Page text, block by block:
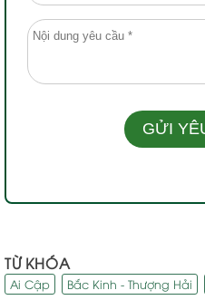
TỪ KHÓA
Ai Cập Bắc Kinh - Thượng Hải